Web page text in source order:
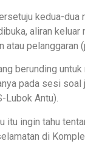
kedua-
aliran
atau pelanggaran
berunding
pada sesi
Lubok Antu).
itu ingin tahu
di